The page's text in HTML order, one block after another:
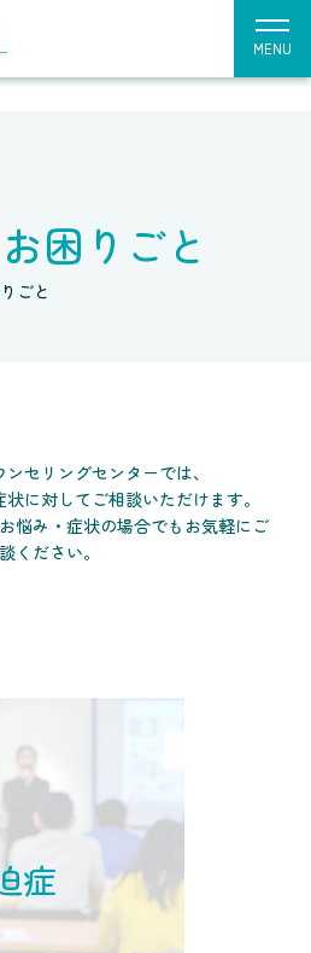
MENU
困りごと
ごと
セリングセンターでは、
に対してご相談いただけます。
悩み・症状の場合でもお気軽にご
ください。
症